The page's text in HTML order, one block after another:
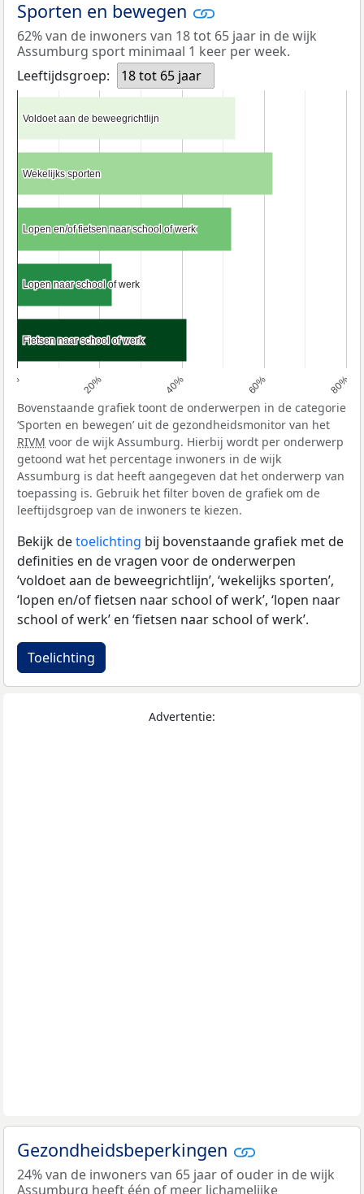
Sporten en bewegen
62% van de inwoners van 18 tot 65 jaar in de wijk
Assumburg sport minimaal 1 keer per week.
Leeftijdsgroep:
18 tot 65 jaar
0% 20% 40% 60% 80%
Voldoet aan de beweegrichtlijn
Voldoet aan de beweegrichtlijn
Wekelijks sporten
Wekelijks sporten
Lopen en/of fietsen naar school of werk
Lopen en/of fietsen naar school of werk
Lopen naar school of werk
Lopen naar school of werk
Fietsen naar school of werk
Fietsen naar school of werk
Bovenstaande grafiek toont de onderwerpen in de categorie
‘Sporten en bewegen’ uit de gezondheidsmonitor van het
RIVM voor de wijk Assumburg. Hierbij wordt per onderwerp
getoond wat het percentage inwoners in de wijk
Assumburg is dat heeft aangegeven dat het onderwerp van
toepassing is. Gebruik het filter boven de grafiek om de
leeftijdsgroep van de inwoners te kiezen.
Bekijk detoelichting bij bovenstaande grafiek met de
definities en de vragen voor de onderwerpen
‘voldoet aan de beweegrichtlijn’, ‘wekelijks sporten’,
‘lopen en/of fietsen naar school of werk’, ‘lopen naar
school of werk’ en ‘fietsen naar school of werk’.
Toelichting
Advertentie:
Gezondheidsbeperkingen
24% van de inwoners van 65 jaar of ouder in de wijk
Assumburg heeft één of meer lichamelijke